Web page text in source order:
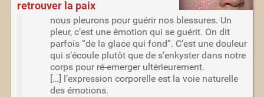
retrouver la paix
nous pleurons pour guérir nos blessures. Un
pleur, c’est une émotion qui se guérit. On dit
parfois “de la glace qui fond”. C’est une douleur
qui s’écoule plutôt que de s’enkyster dans notre
corps pour ré-emerger ultérieurement.
[…] l’expression corporelle est la voie naturelle
des émotions.